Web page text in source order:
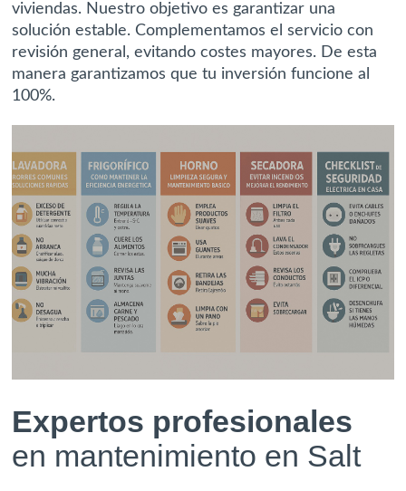
viviendas. Nuestro objetivo es garantizar una
solución estable. Complementamos el servicio con
revisión general, evitando costes mayores. De esta
manera garantizamos que tu inversión funcione al
100%.
Expertos profesionales
en mantenimiento en Salt